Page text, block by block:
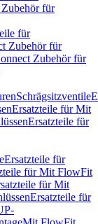
für
für
Zubehör für
Zubehör für
Schrägsitzventile
Ersatzteile für Mit
Ersatzteile für
Ersatzteile für
für Mit FlowFit
für Mit
Ersatzteile für